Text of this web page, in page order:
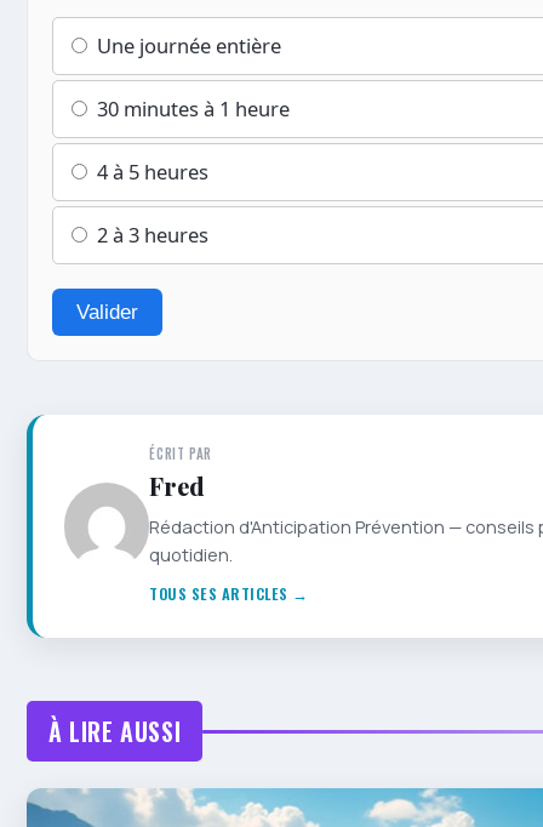
Une journée entière
30 minutes à 1 heure
4 à 5 heures
2 à 3 heures
Valider
ÉCRIT PAR
Fred
Rédaction d'Anticipation Prévention —
quotidien.
TOUS SES ARTICLES →
À LIRE AUSSI